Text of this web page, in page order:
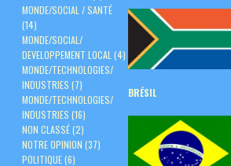
MONDE/SOCIAL / SANTÉ
(14)
MONDE/SOCIAL/
DEVELOPPEMENT LOCAL (4)
MONDE/TECHNOLOGIES/
INDUSTRIES (7)
MONDE/TECHNOLOGIES/
INDUSTRIES (16)
NON CLASSÉ(2)
NOTRE OPINION (37)
POLITIQUE(6)
BRÉSIL